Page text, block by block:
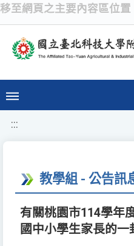
移至網頁之主要內容區位置
:::
教學組 - 公告訊
有關桃園市114學年
國中小學生家長的一